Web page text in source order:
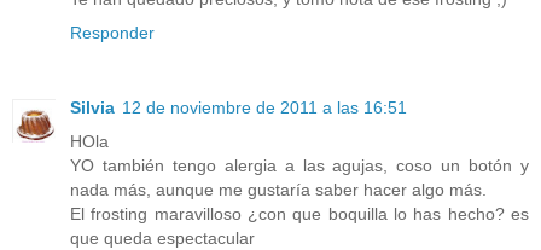
Responder
Silvia 12 de noviembre de 2011 a las 16:51
HOla
YO también tengo alergia a las agujas, coso un botón y
nada más, aunque me gustaría saber hacer algo más.
El frosting maravilloso ¿con que boquilla lo has hecho? es
que queda espectacular